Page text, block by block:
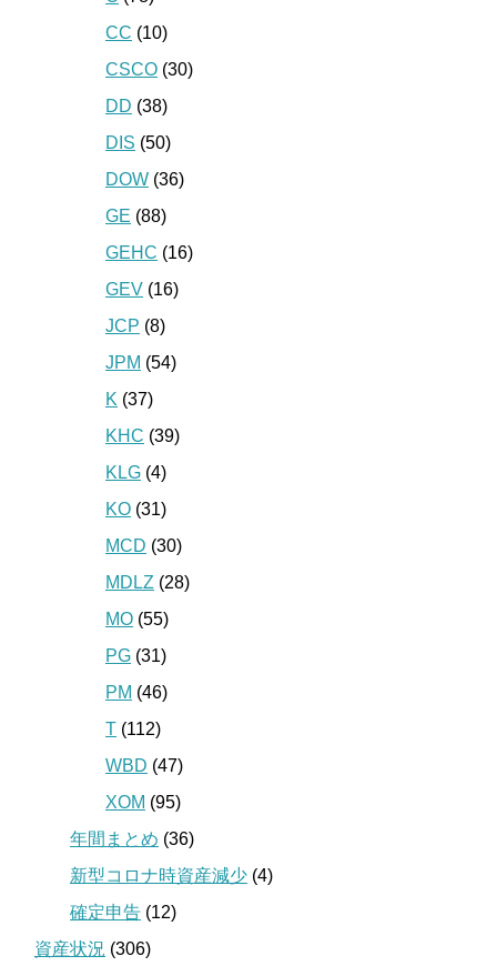
CC (10)
CSCO (30)
DD (38)
DIS (50)
DOW (36)
GE (88)
GEHC (16)
GEV (16)
JCP (8)
JPM (54)
K (37)
KHC (39)
KLG (4)
KO (31)
MCD (30)
MDLZ (28)
MO (55)
PG (31)
PM (46)
T (112)
WBD (47)
XOM (95)
年間まとめ (36)
新型コロナ時資産減少 (4)
確定申告 (12)
資産状況 (306)